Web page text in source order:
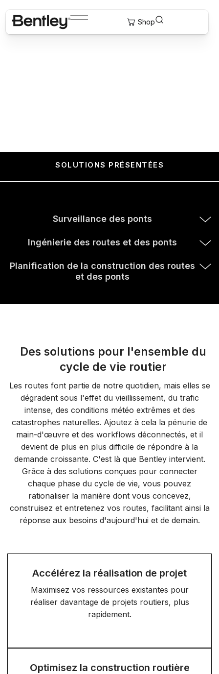
Routes et autoroutes
SOLUTIONS PRÉSENTÉES
Surveillance des ponts
Ingénierie des routes et des ponts
Planification de la construction des routes
et des ponts
Des solutions pour l'ensemble du
cycle de vie routier
Les routes font partie de notre quotidien, mais elles se
dégradent sous l'effet du vieillissement, du trafic
intense, des conditions météo extrêmes et des
catastrophes naturelles. Ajoutez à cela la pénurie de
main-d'œuvre et des workflows déconnectés, et il
devient de plus en plus difficile de répondre à la
demande croissante. C'est là que Bentley intervient.
Grâce à des solutions conçues pour connecter
chaque phase du cycle de vie, vous pouvez
rationaliser la manière dont vous concevez,
construisez et entretenez vos routes, facilitant ainsi la
réponse aux besoins d'aujourd'hui et de demain.
Accélérez la réalisation de projet
Maximisez vos ressources existantes pour
réaliser davantage de projets routiers, plus
rapidement.
Optimisez la construction routière